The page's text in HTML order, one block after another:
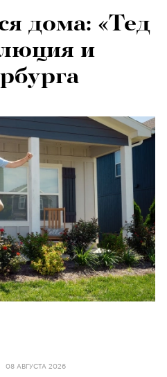
дома: «Тед
и
08 АВГУСТА 2026